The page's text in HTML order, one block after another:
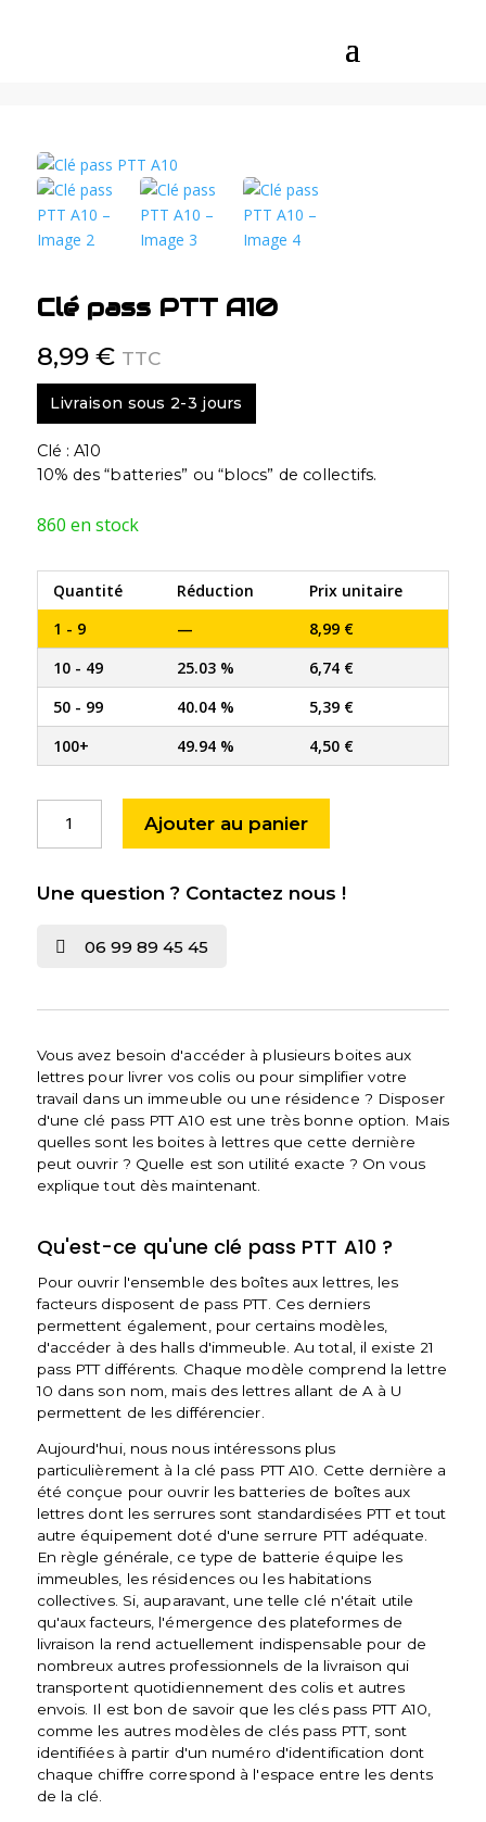
Clé pass PTT A10
8,99 € TTC
Livraison sous 2-3 jours
Clé : A10
10% des “batteries” ou “blocs” de collectifs.
860 en stock
Quantité Réduction
Prix unitaire
1 - 9
— 8,99 €
10 - 49
25.03 % 6,74 €
50 - 99
40.04 % 5,39 €
100+
49.94 % 4,50 €
pass
A10
Ajouter au panier
Une question ? Contactez nous !
 06 99 89 45 45
Vous avez besoin d'accéder à plusieurs boites aux
lettres pour livrer vos colis ou pour simplifier votre
travail dans un immeuble ou une résidence ? Disposer
d'une clé pass PTT A10 est une très bonne option. Mais
quelles sont les boites à lettres que cette dernière
peut ouvrir ? Quelle est son utilité exacte ? On vous
explique tout dès maintenant.
Qu'est-ce qu'une clé pass PTT A10 ?
Pour ouvrir l'ensemble des boîtes aux lettres, les
facteurs disposent de pass PTT. Ces derniers
permettent également, pour certains modèles,
d'accéder à des halls d'immeuble. Au total, il existe 21
pass PTT différents. Chaque modèle comprend la lettre
10 dans son nom, mais des lettres allant de A à U
permettent de les différencier.
Aujourd'hui, nous nous intéressons plus
particulièrement à la clé pass PTT A10. Cette dernière a
été conçue pour ouvrir les batteries de boîtes aux
lettres dont les serrures sont standardisées PTT et tout
autre équipement doté d'une serrure PTT adéquate.
En règle générale, ce type de batterie équipe les
immeubles, les résidences ou les habitations
collectives. Si, auparavant, une telle clé n'était utile
qu'aux facteurs, l'émergence des plateformes de
livraison la rend actuellement indispensable pour de
nombreux autres professionnels de la livraison qui
transportent quotidiennement des colis et autres
envois. Il est bon de savoir que les clés pass PTT A10,
comme les autres modèles de clés pass PTT, sont
identifiées à partir d'un numéro d'identification dont
chaque chiffre correspond à l'espace entre les dents
de la clé.